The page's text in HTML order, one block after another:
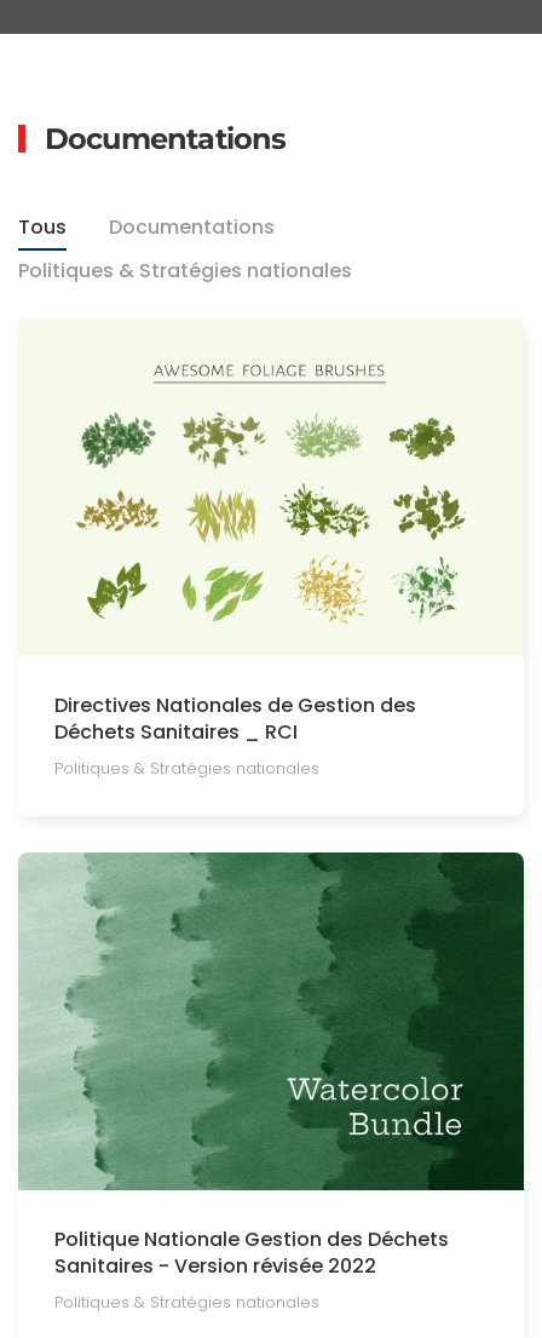
Documentations
Tous
Documentations
Politiques & Stratégies nationales
Directives Nationales de Gestion des
Déchets Sanitaires _ RCI
Politiques & Stratégies nationales
Politique Nationale Gestion des Déchets
Sanitaires - Version révisée 2022
Politiques & Stratégies nationales